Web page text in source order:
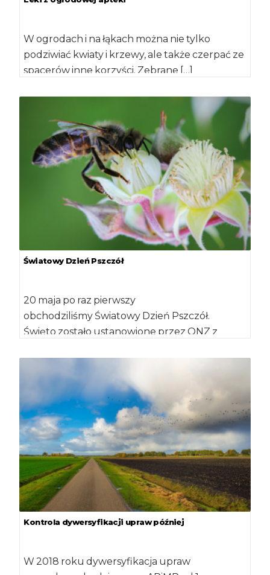
W ogrodach i na łąkach można nie tylko
podziwiać kwiaty i krzewy, ale także czerpać ze
spacerów inne korzyści. Zebrane […]
Światowy Dzień Pszczół
20 maja po raz pierwszy
obchodziliśmy Światowy Dzień Pszczół.
Święto zostało ustanowione przez ONZ z
Kontrola dywersyfikacji upraw później
W 2018 roku dywersyfikacja upraw